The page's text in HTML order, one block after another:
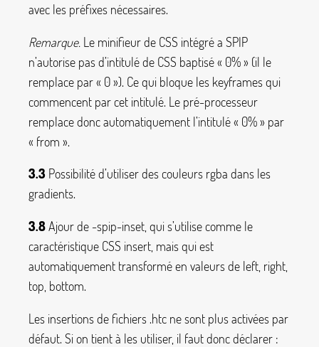
avec les préfixes nécessaires.
Remarque. Le minifieur de CSS intégré a SPIP
n’autorise pas d’intitulé de CSS baptisé « 0%» (il le
remplace par « 0»). Ce qui bloque les keyframes qui
commencent par cet intitulé. Le pré-processeur
remplace donc automatiquement l’intitulé « 0%» par
« from ».
3.3 Possibilité d’utiliser des couleurs rgba dans les
gradients.
3.8Ajour de -spip-inset , qui s’utilise comme le
caractéristique CSS insert , mais qui est
automatiquement transformé en valeurs de left, right,
top, bottom.
Les insertions de fichiers .htc ne sont plus activées par
défaut. Si on tient à les utiliser, il faut donc déclarer :